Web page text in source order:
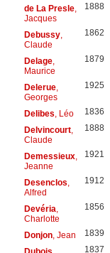
de La Presle,
Jacques
1888
Debussy,
Claude
1862
Delage,
Maurice
1879
Delerue,
Georges
1925
Delibes , Léo 1836
Delvincourt,
Claude
1888
Demessieux,
Jeanne
1921
Desenclos
Alfred
1912
Devéria
Charlotte
1856
Donjon, Jean 1839
1837